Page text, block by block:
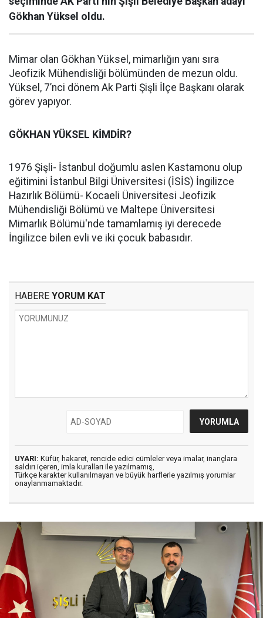
Gökhan Yüksel oldu.
Mimar olan Gökhan Yüksel, mimarlığın yanı sıra
Jeofizik Mühendisliği bölümünden de mezun oldu.
Yüksel, 7’nci dönem Ak Parti Şişli İlçe Başkanı olarak
görev yapıyor.
GÖKHAN YÜKSEL KİMDİR?
1976 Şişli- İstanbul doğumlu aslen Kastamonu olup
eğitimini İstanbul Bilgi Üniversitesi (İSİS) İngilizce
Hazırlık Bölümü- Kocaeli Üniversitesi Jeofizik
Mühendisliği Bölümü ve Maltepe Üniversitesi
Mimarlık Bölümü'nde tamamlamış iyi derecede
İngilizce bilen evli ve iki çocuk babasıdır.
HABERE YORUM KAT
UYARI: Küfür, hakaret, rencide edici cümleler veya imalar, inançlara
saldırı içeren, imla kuralları ile yazılmamış,
Türkçe karakter kullanılmayan ve büyük harflerle yazılmış yorumlar
onaylanmamaktadır.